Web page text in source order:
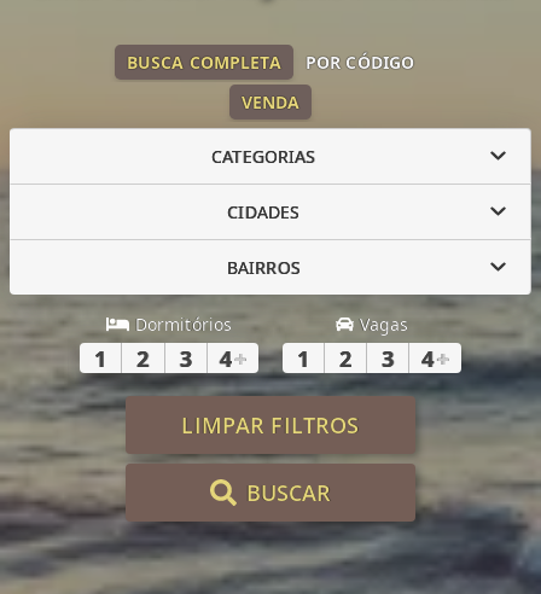
VENDA
BUSCA COMPLETA POR CÓDIGO
CATEGORIAS
CIDADES
BAIRROS
Dormitórios
1 2 3 4+
Vagas
1 2 3 4+
LIMPAR FILTROS
BUSCAR